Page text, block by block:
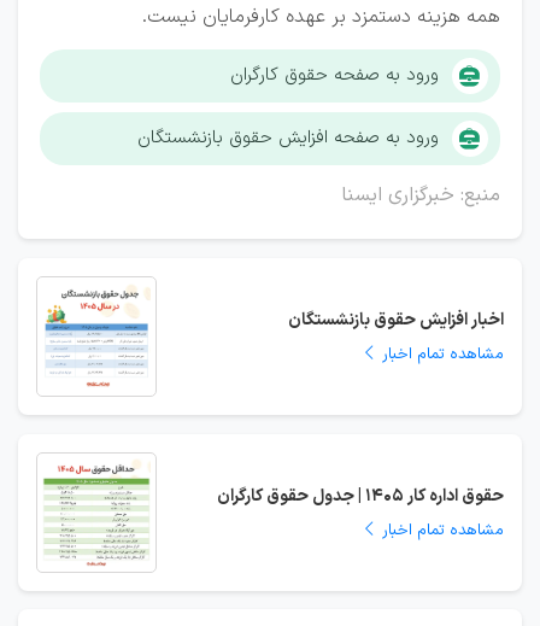
همه هزینه دستمزد بر عهده کارفرمایان نیست.
ورود به صفحه حقوق کارگران
ورود به صفحه افزایش حقوق بازنشستگان
منبع: خبرگزاری ایسنا
اخبار افزایش حقوق بازنشستگان
مشاهده تمام اخبار
حقوق اداره کار 1405 | جدول حقوق کارگران
مشاهده تمام اخبار